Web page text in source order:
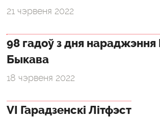
21 чэрвеня 2022
98 гадоў з дня нараджэння
Быкава
18 чэрвеня 2022
VI Гарадзенскі Літфэст